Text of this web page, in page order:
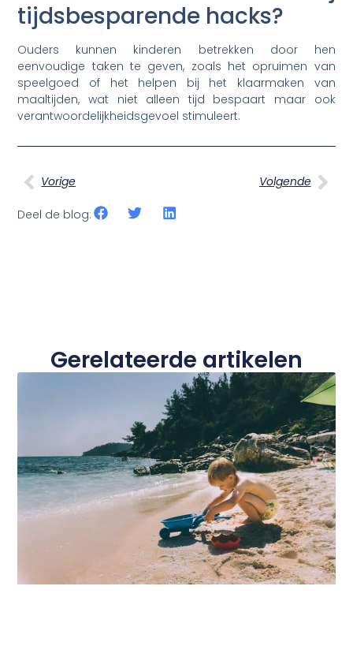
tijdsbesparende hacks?
Ouders kunnen kinderen betrekken door hen
eenvoudige taken te geven, zoals het opruimen van
speelgoed of het helpen bij het klaarmaken van
maaltijden, wat niet alleen tijd bespaart maar ook
verantwoordelijkheidsgevoel stimuleert.
Vorige Volgende
Deel de blog:
Gerelateerde artikelen